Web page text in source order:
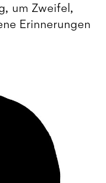
um Zweifel,
Erinnerungen